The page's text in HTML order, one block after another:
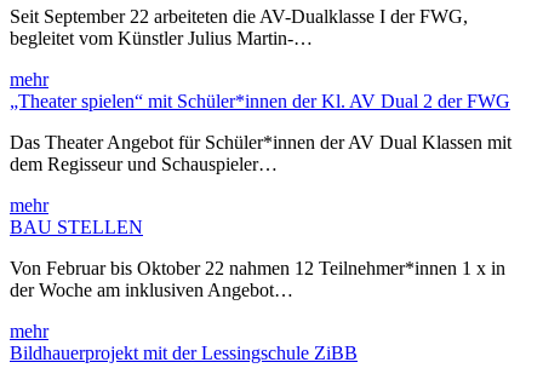
Seit September 22 arbeiteten die AV-Dualklasse I der FWG,
begleitet vom Künstler Julius Martin-…
mehr
„Theater spielen“ mit Schüler*innen der Kl. AV Dual 2 der FWG
Das Theater Angebot für Schüler*innen der AV Dual Klassen mit
dem Regisseur und Schauspieler…
mehr
BAU STELLEN
Von Februar bis Oktober 22 nahmen 12 Teilnehmer*innen 1 x in
der Woche am inklusiven Angebot…
mehr
Bildhauerprojekt mit der Lessingschule ZiBB